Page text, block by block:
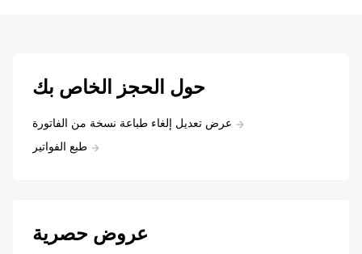
حول الحجز الخاص بك
عرض تعديل إلغاء طباعة نسخة من الفاتورة
طبع الفواتير
عروض حصرية